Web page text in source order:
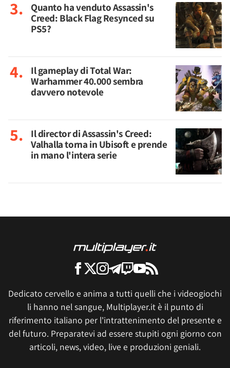
Quanto ha venduto Assassin's
Creed: Black Flag Resynced su
PS5?
Il gameplay di Total War:
Warhammer 40.000 sembra
davvero notevole
Il director di Assassin's Creed:
Valhalla torna in Ubisoft e prende
in mano l'intera serie
Dedicato cervello e anima a tutti quelli che i videogiochi
li hanno nel sangue, Multiplayer.it è il punto di
riferimento italiano per l'intrattenimento del presente e
del futuro. Preparatevi ad essere stupiti ogni giorno con
articoli, news, video, live e produzioni geniali.